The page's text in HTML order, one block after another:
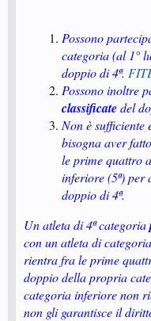
Possono
categoria (al 1°
doppio di 4ª.
Possono inoltre
classificatedel
Non è sufficiente
bisogna aver
le prime quattro
inferiore (5ª) per
doppio di 4ª.
Un atleta di 4ª categoria
con un atleta di
rientra fra le prime
doppio della propria
categoria inferiore non
non gli garantisce il